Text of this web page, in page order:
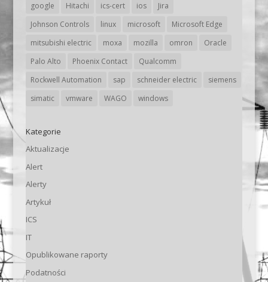
google
Hitachi ics-cert ios
Jira
Johnson Controls
linux microsoft
Microsoft Edge
mitsubishi electric
moxa mozilla omron
Oracle
Palo Alto
Phoenix Contact
Qualcomm
Rockwell Automation
sap schneider electric
siemens
simatic
vmware WAGO windows
Kategorie
Aktualizacje
Alert
Alerty
Artykuł
ICS
IT
Opublikowane raporty
Podatności